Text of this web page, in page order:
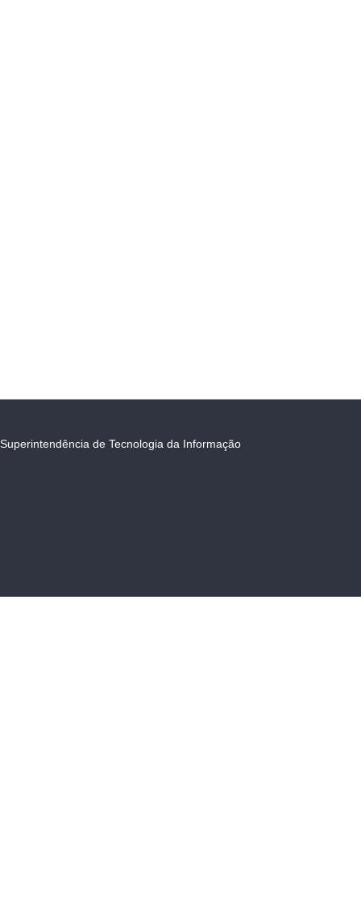
Superintendência de Tecnologia da Informação